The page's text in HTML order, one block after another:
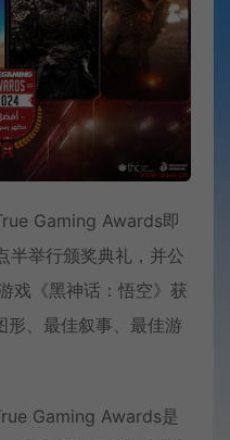
Gaming Awards即
半举行颁奖典礼，并公
戏《黑神话：悟空》获
形、最佳叙事、最佳游
Gaming Awards是